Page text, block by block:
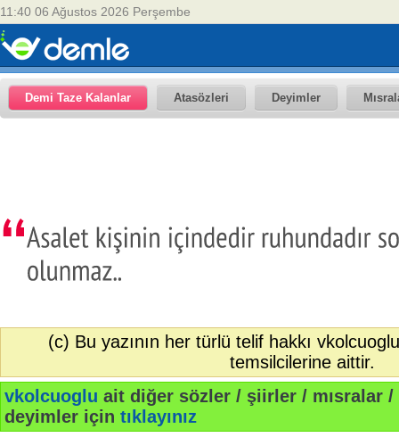
11:40 06 Ağustos 2026 Perşembe
Demi Taze Kalanlar Atasözleri Deyimler
(c) Bu yazının her türlü telif hakkı
temsilcilerine aittir.
vkolcuoglu ait diğer sözler / şiirler / mısralar
deyimler için tıklayınız